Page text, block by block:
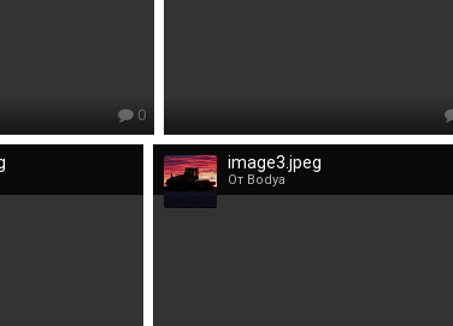
0
image3.jpeg
От Bodya